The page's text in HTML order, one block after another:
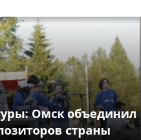
Омск объединил
страны